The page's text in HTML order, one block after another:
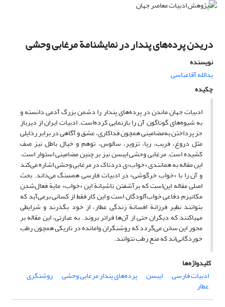
دریدن پرده‌های پندار در نمایشنامة مرغابی وحشی
نویسنده
یدالله آقاعباسی
چکیده
ادبیات جهان ماندن در پرده‌های پندار را دشمن بزرگ آدمی دانسته و
به شیوه‌های گوناگون آن را بازنمایی کرده‌است. ادبیات ایران از دیرباز
جز پرداختن به‌مضامینی همچون فداکاری، عشق و آگاهی در برابر رذایلی
مثل دروغ، فریب، ریا، تزویر، سالوس، توهم و خیال باطل نیز صف
کشیده است. مرغابی وحشی ایبسن نیز بر چنین مضامینی استوار است.
این مقاله به همانندی «خواب»ی دردناک در مرغابی وحشی اشاره می‌کند
و آن را با «خواب خرگوشی» در ادبیات فارسی همسنگ می‌داند. بحث
اصلی مقاله این‌است که برآشفتن ناشیانة این «خواب» مایة فعال‌شدن
مکانیزم دفاعی خواب‌آلودگان است و این کار فقط از کسانی برمی‌آید که
بتوانند نظیر فرزانة افسانة زندگی عطار، از خود بگذرند و شرایطی
مهیا‌کنند که دیگران حتی از آن‌ها فراتر بروند. به عبارتی، این مقاله بر
محور این سخن می‌گردد که روشنگرانِ وامانده در تاریکی همچون رطب
خوردگانی‌اند که منع رطب نتوانند.
کلیدواژه‌ها
ادبیات فارسی
ایبسن پرده‌های پندار مرغابی وحشی روشنگری
عطار